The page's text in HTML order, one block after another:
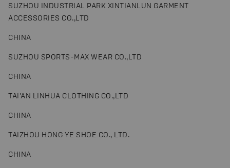
SUZHOU INDUSTRIAL PARK XINTIANLUN GARMENT
ACCESSORIES CO.,LTD
CHINA
SUZHOU SPORTS-MAX WEAR CO.,LTD
CHINA
TAI'AN LINHUA CLOTHING CO.,LTD
CHINA
TAIZHOU HONG YE SHOE CO., LTD.
CHINA